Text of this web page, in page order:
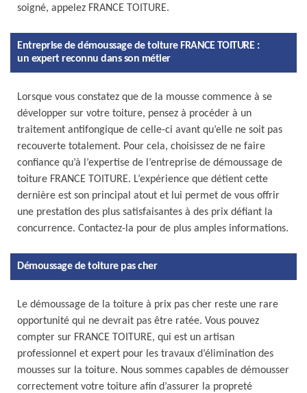
soigné, appelez FRANCE TOITURE.
Entreprise de démoussage de toiture FRANCE TOITURE :
un expert reconnu dans son métier
Lorsque vous constatez que de la mousse commence à se
développer sur votre toiture, pensez à procéder à un
traitement antifongique de celle-ci avant qu’elle ne soit pas
recouverte totalement. Pour cela, choisissez de ne faire
confiance qu’à l’expertise de l’entreprise de démoussage de
toiture FRANCE TOITURE. L’expérience que détient cette
dernière est son principal atout et lui permet de vous offrir
une prestation des plus satisfaisantes à des prix défiant la
concurrence. Contactez-la pour de plus amples informations.
Démoussage de toiture pas cher
Le démoussage de la toiture à prix pas cher reste une rare
opportunité qui ne devrait pas être ratée. Vous pouvez
compter sur FRANCE TOITURE, qui est un artisan
professionnel et expert pour les travaux d’élimination des
mousses sur la toiture. Nous sommes capables de démousser
correctement votre toiture afin d’assurer la propreté